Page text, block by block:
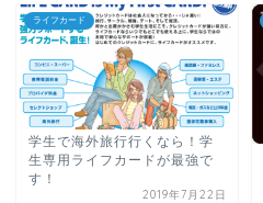
ライフカード
学生で海外旅行行くなら！学
生専用ライフカードが最強で
す！
2019年7月22日